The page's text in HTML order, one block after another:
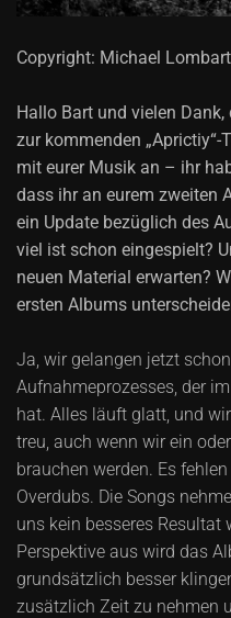
Copyright: Michael
Hallo Bart und vielen
zur kommenden
mit eurer Musik an – ihr
dass ihr an eurem zweiten
ein Update bezüglich des
viel ist schon eingespielt?
neuen Material erwarten?
ersten Albums
Ja, wir gelangen jetzt
Aufnahmeprozesses, der
hat. Alles läuft glatt, und
treu, auch wenn wir ein
brauchen werden. Es
Overdubs. Die Songs
uns kein besseres Resultat
Perspektive aus wird das
grundsätzlich besser
zusätzlich Zeit zu nehmen